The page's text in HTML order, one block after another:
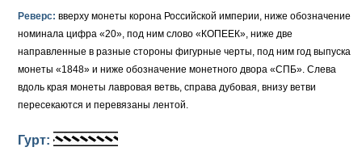
Таврические монеты
Для Пруссии
Екатерина I (1725-1727)
Серебро
Медь
Реверс: вверху монеты корона Российской империи, ниже обозначение
номинала цифра «20», под ним слово «КОПЕЕК», ниже две
направленные в разные стороны фигурные черты, под ним год выпуска
монеты «1848» и ниже обозначение монетного двора «СПБ». Слева
вдоль края монеты лавровая ветвь, справа дубовая, внизу ветви
пересекаются и перевязаны лентой.
Гурт: